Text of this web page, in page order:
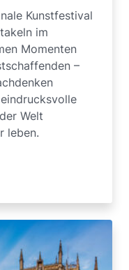
Kunstfestival
im
Momenten
–
Welt
leben.